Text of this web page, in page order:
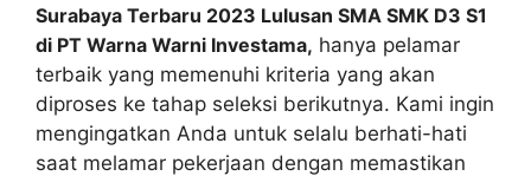
Surabaya Terbaru 2023 Lulusan SMA SMK D3 S1
di PT Warna Warni Investama, hanya pelamar
terbaik yang memenuhi kriteria yang akan
diproses ke tahap seleksi berikutnya. Kami ingin
mengingatkan Anda untuk selalu berhati-hati
saat melamar pekerjaan dengan memastikan